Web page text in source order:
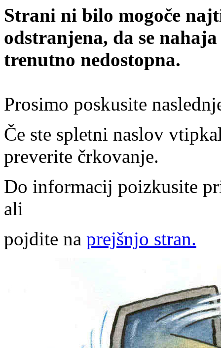
Strani ni bilo mogoče
odstranjena, da se
trenutno nedostopna.
Prosimo poskusite
Če ste spletni naslov
preverite črkovanje.
Do informacij poizkusite
ali
pojdite na prejšnjo stran.